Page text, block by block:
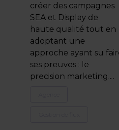
créer des campagnes
SEA et Display de
haute qualité tout en
adoptant une
approche ayant su
ses preuves : le
precision marketing....